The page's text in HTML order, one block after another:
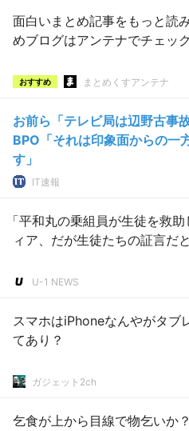
面白いまとめ記事をもっと読
めブログはアンテナでチェック
おすすめ まとめくすアンテナ
お前ら「テレビ局は辺野古事
BPO「それは印象面からの一
す」
IT速報
「平和丸の乗組員が生徒を救
ィア、だが生徒たちの証言だ
U-1 NEWS
スマホはiPhoneなんやがタブ
てあり？
ガジェット2ch
乞食が上から目線で物乞い